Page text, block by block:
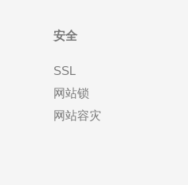
安全
SSL
网站锁
网站容灾